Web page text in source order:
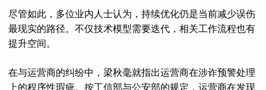
尽管如此，多位业内人士认为，持续优化仍是当前减少误伤
最现实的路径。不仅技术模型需要迭代，相关工作流程也有
提升空间。
在与运营商的纠纷中，梁秋毫就指出运营商在涉诈预警处理
上的程序性瑕疵。按工信部与公安部的规定，运营商在发现